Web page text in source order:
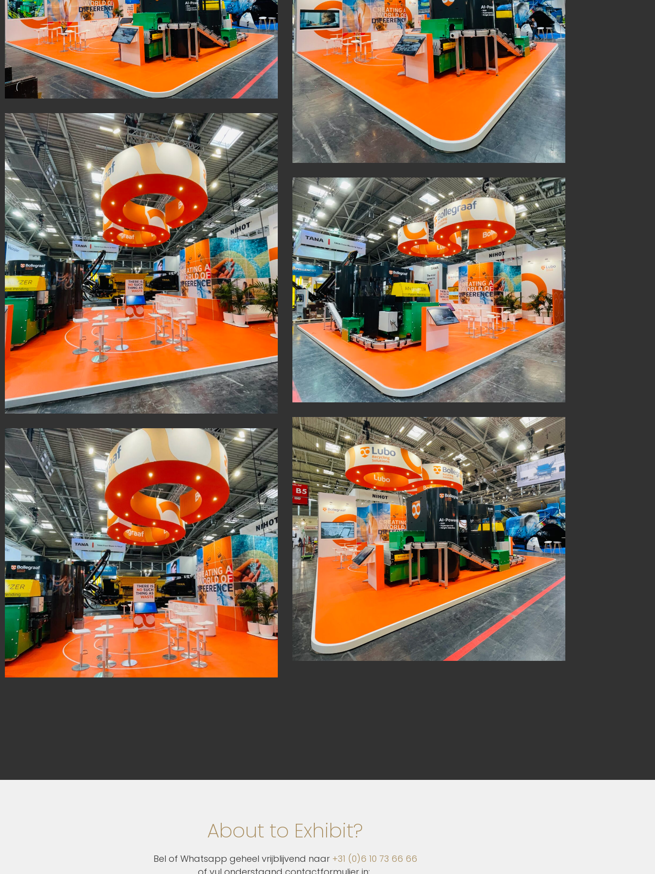
About to Exhibit?
Bel of Whatsapp geheel vrijblijvend naar +31 (0)6 10 73 66 66